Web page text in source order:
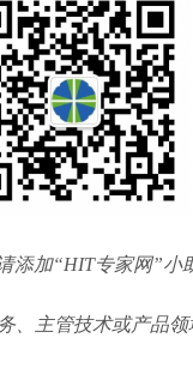
添加“HIT专家网”小
、主管技术或产品